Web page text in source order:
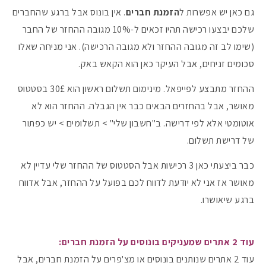
גם כאן יש אפשרות להזמנת חברים. אין בונוס אבל ברגע שהחברים
שלכם יבצעו רכישה תהיו זכאים ל-10% מגובה ההחזר של החבר
(שימו לב זה מגובה ההחזר ולא מגובה הרכישה). אני מניחה שאלו
סכומים זניחים, אבל העיקר כאן הוא הקאש באק.
ההחזר מתבצע לפייפאל. מינימום תשלום ראשון הוא 30£ בסטטוס
מאושר, אבל בהחזרים הבאים כבר אין הגבלה. ההחזר הוא לא
אוטומטי אלא לפי דרישה. ב"חשבון שלי" > תשלומים > יש כפתור
של דרישת תשלום.
כבר ביצעתי כאן 3 רכישות אבל הסטטוס של ההחזר שלי עדיין לא
מאושר אז אני לא יודעת לדווח לכם בפועל על ההחזר, אבל אדווח
ברגע שיאושרו.
עוד 2 אתרים שמעניקים בונוסים על הזמנת חברים:
עוד 2 אתרים שנותנים בונוסים או מצ'פרים על הזמנת חברים, אבל